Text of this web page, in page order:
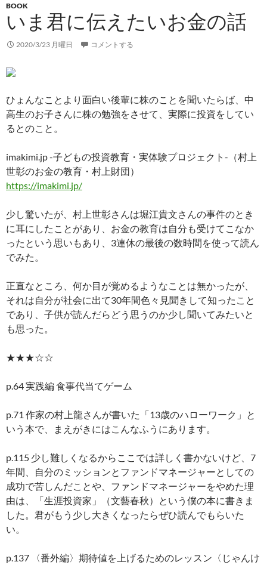
BOOK
いま君に伝えたいお金の話
2020/3/23 月曜日 コメントする
ひょんなことより面白い後輩に株のことを聞いたらば、中
高生のお子さんに株の勉強をさせて、実際に投資をしてい
るとのこと。
imakimi.jp -子どもの投資教育・実体験プロジェクト-（村上
世彰のお金の教育・村上財団）
https://imakimi.jp/
少し驚いたが、村上世彰さんは堀江貴文さんの事件のとき
に耳にしたことがあり、お金の教育は自分も受けてこなか
ったという思いもあり、3連休の最後の数時間を使って読ん
でみた。
正直なところ、何か目が覚めるようなことは無かったが、
それは自分が社会に出て30年間色々見聞きして知ったこと
であり、子供が読んだらどう思うのか少し聞いてみたいと
も思った。
★★★☆☆
p.64 実践編 食事代当てゲーム
p.71 作家の村上龍さんが書いた「13歳のハローワーク」と
いう本で、まえがきにはこんなふうにあります。
p.115 少し難しくなるからここでは詳しく書かないけど、7
年間、自分のミッションとファンドマネージャーとしての
成功で苦しんだことや、ファンドマネージャーをやめた理
由は、「生涯投資家」（文藝春秋）という僕の本に書きま
した。君がもう少し大きくなったらぜひ読んでもらいた
い。
p.137 〈番外編〉期待値を上げるためのレッスン〈じゃんけ